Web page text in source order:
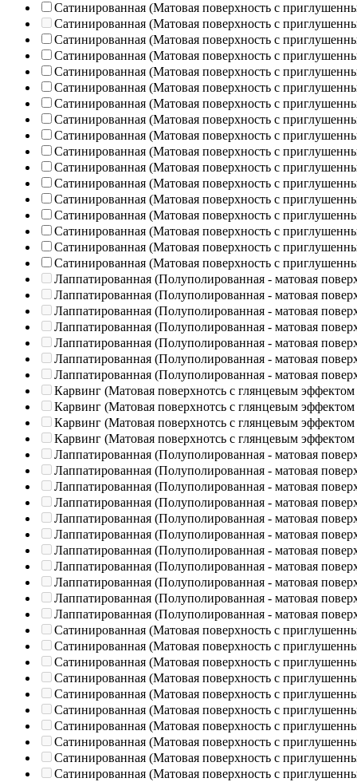
Сатинированная (Матовая поверхность с
Сатинированная (Матовая поверхность с
Сатинированная (Матовая поверхность с
Сатинированная (Матовая поверхность с
Сатинированная (Матовая поверхность с
Сатинированная (Матовая поверхность с
Сатинированная (Матовая поверхность с
Сатинированная (Матовая поверхность с
Сатинированная (Матовая поверхность с
Сатинированная (Матовая поверхность с
Сатинированная (Матовая поверхность с
Сатинированная (Матовая поверхность с
Сатинированная (Матовая поверхность с
Сатинированная (Матовая поверхность с
Сатинированная (Матовая поверхность с
Сатинированная (Матовая поверхность с
Сатинированная (Матовая поверхность с
Лаппатированная (Полуполированная - матовая
Лаппатированная (Полуполированная - матовая
Лаппатированная (Полуполированная - матовая
Лаппатированная (Полуполированная - матовая
Лаппатированная (Полуполированная - матовая
Лаппатированная (Полуполированная - матовая
Лаппатированная (Полуполированная - матовая
Карвинг (Матовая поверхнотсь с глянцевым эффектом
Карвинг (Матовая поверхнотсь с глянцевым эффектом
Карвинг (Матовая поверхнотсь с глянцевым эффектом
Карвинг (Матовая поверхнотсь с глянцевым эффектом
Лаппатированная (Полуполированная - матовая
Лаппатированная (Полуполированная - матовая
Лаппатированная (Полуполированная - матовая
Лаппатированная (Полуполированная - матовая
Лаппатированная (Полуполированная - матовая
Лаппатированная (Полуполированная - матовая
Лаппатированная (Полуполированная - матовая
Лаппатированная (Полуполированная - матовая
Лаппатированная (Полуполированная - матовая
Лаппатированная (Полуполированная - матовая
Лаппатированная (Полуполированная - матовая
Сатинированная (Матовая поверхность с
Сатинированная (Матовая поверхность с
Сатинированная (Матовая поверхность с
Сатинированная (Матовая поверхность с
Сатинированная (Матовая поверхность с
Сатинированная (Матовая поверхность с
Сатинированная (Матовая поверхность с
Сатинированная (Матовая поверхность с
Сатинированная (Матовая поверхность с
Сатинированная (Матовая поверхность с